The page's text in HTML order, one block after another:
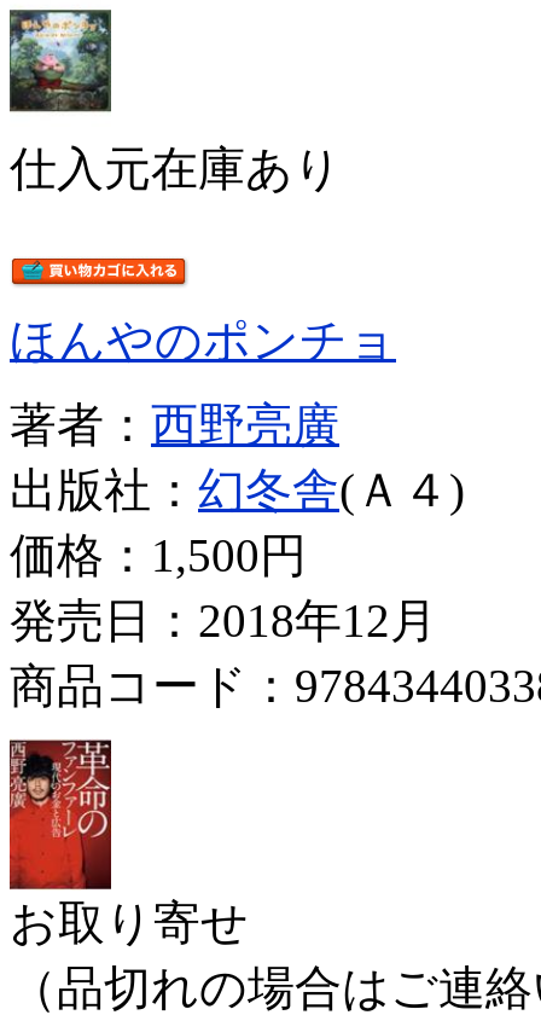
仕入元在庫あり
ほんやのポンチョ
著者： 西野亮廣
出版社： 幻冬舎(Ａ４)
価格： 1,500円
発売日：2018年12月
商品コード：
お取り寄せ
（品切れの場合はご連